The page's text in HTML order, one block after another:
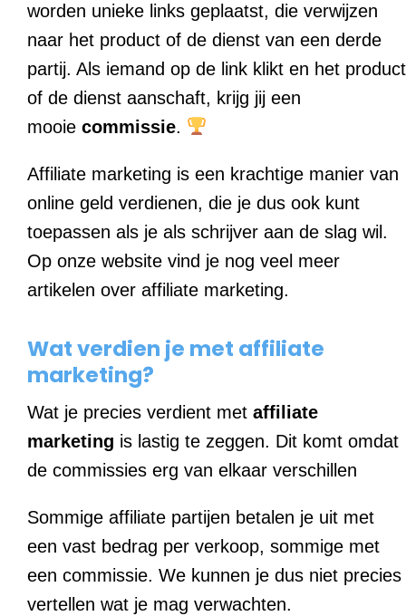
worden unieke links geplaatst, die verwijzen
naar het product of de dienst van een derde
partij. Als iemand op de link klikt en het product
of de dienst aanschaft, krijg jij een
mooie commissie.
Affiliate marketing is een krachtige manier van
online geld verdienen, die je dus ook kunt
toepassen als je als schrijver aan de slag wil.
Op onze website vind je nog veel meer
artikelen over affiliate marketing.
Wat verdien je met affiliate
marketing?
Wat je precies verdient met affiliate
marketing is lastig te zeggen. Dit komt omdat
de commissies erg van elkaar verschillen
Sommige affiliate partijen betalen je uit met
een vast bedrag per verkoop, sommige met
een commissie. We kunnen je dus niet precies
vertellen wat je mag verwachten.